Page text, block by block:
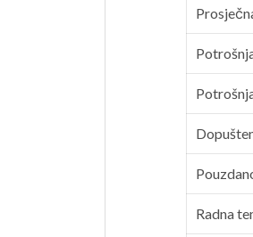
Radna